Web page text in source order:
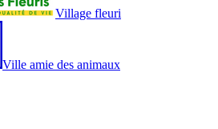
Village fleuri
Ville amie des animaux